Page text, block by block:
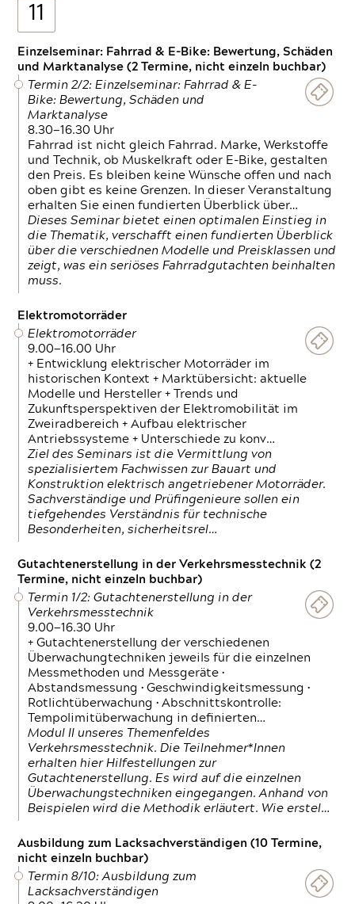
11
Einzelseminar: Fahrrad & E-Bike: Bewertung, Schäden
und Marktanalyse (2 Termine, nicht einzeln buchbar)
Termin 2/2: Einzelseminar: Fahrrad & E-
Bike: Bewertung, Schäden und
Marktanalyse
8.30—16.30 Uhr
Fahrrad ist nicht gleich Fahrrad. Marke, Werkstoffe
und Technik, ob Muskelkraft oder E-Bike, gestalten
den Preis. Es bleiben keine Wünsche offen und nach
oben gibt es keine Grenzen. In dieser Veranstaltung
erhalten Sie einen fundierten Überblick über…
Dieses Seminar bietet einen optimalen Einstieg in
die Thematik, verschafft einen fundierten Überblick
über die verschiednen Modelle und Preisklassen und
zeigt, was ein seriöses Fahrradgutachten beinhalten
muss.
Elektromotorräder
Elektromotorräder
9.00—16.00 Uhr
+ Entwicklung elektrischer Motorräder im
historischen Kontext + Marktübersicht: aktuelle
Modelle und Hersteller + Trends und
Zukunftsperspektiven der Elektromobilität im
Zweiradbereich + Aufbau elektrischer
Antriebssysteme + Unterschiede zu konv…
Ziel des Seminars ist die Vermittlung von
spezialisiertem Fachwissen zur Bauart und
Konstruktion elektrisch angetriebener Motorräder.
Sachverständige und Prüfingenieure sollen ein
tiefgehendes Verständnis für technische
Besonderheiten, sicherheitsrel…
Gutachtenerstellung in der Verkehrsmesstechnik (2
Termine, nicht einzeln buchbar)
Termin 1/2: Gutachtenerstellung in der
Verkehrsmesstechnik
9.00—16.30 Uhr
+ Gutachtenerstellung der verschiedenen
Überwachungtechniken jeweils für die einzelnen
Messmethoden und Messgeräte •
Abstandsmessung • Geschwindigkeitsmessung •
Rotlichtüberwachung • Abschnittskontrolle:
Tempolimitüberwachung in definierten…
Modul II unseres Themenfeldes
Verkehrsmesstechnik. Die Teilnehmer*Innen
erhalten hier Hilfestellungen zur
Gutachtenerstellung. Es wird auf die einzelnen
Überwachungstechniken eingegangen. Anhand von
Beispielen wird die Methodik erläutert. Wie erstel…
Ausbildung zum Lacksachverständigen (10 Termine,
nicht einzeln buchbar)
Termin 8/10: Ausbildung zum
Lacksachverständigen